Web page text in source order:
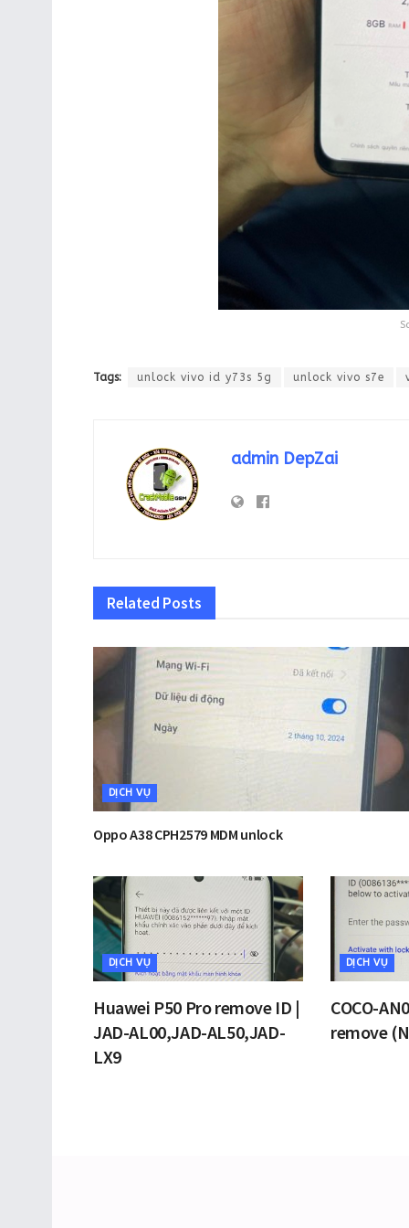
Tags: unlock vivo id y73s 5g unlock vivo s7e
admin DepZai
Related Posts
DỊCH VỤ
Oppo A38 CPH2579 MDM unlock
DỊCH VỤ
Huawei P50 Pro remove ID |
JAD-AL00,JAD-AL50,JAD-
LX9
DỊCH VỤ
COCO-
remove